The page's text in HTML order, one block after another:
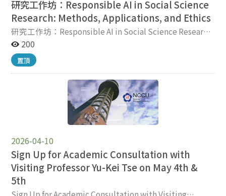
思想如何透過中國胡適與印度 B. R. Ambedkar 的案例，
影響現代中國與印度的改革思潮。演講聚焦 Dewey 的實
用主義如何在亞洲脈絡中成為重新思考民主、科學、教
育、公共溝通、文化改革與社會正義的重要思想資源。當
日晚間，Dr. Stroud 也參與學生的AI與民主讀書會，與學
生就實用主義、民主與 AI 進行非正式討論，引導學生思
考實用主義思想、AI 倫理、社會技術系統、公共溝通與民
主治理之間的關係。 劉慧雯教授表示，本次系列講座讓學
生得以將傳播學與哲學、政治思想及民主實踐相互連結。
透過 Dr. Stroud 的博士班教學、公開講座、跨系交流與小
組討論，學生被引導重新理解方法論的意義，將其視為思
技術性的研究程序。作為傳播學院在 UAAT 計畫支持下推
動國際學術交流的一環，本次訪問拓展了學生的研究視
野，強化研究生學術訓練，並深化傳播學院與德州大學奧
斯汀分校傳播學者之間的學術連結。 Dr. Scott R. Stroud
於「方法論」課程中，與劉慧雯教授討論實用主義、傳播
播學系與新聞媒體學院教授，同時也是穆迪傳播學院「媒
體參與中心」的創始人暨現任主任 。該中心致力於理解並
改善媒體生態系統，以促進民主發展 。Stroud 教授的研
究深入探討媒體在民主社會中的角色，屢獲國內外大獎肯
定，其著作《Niche News: The Politics of News
Choice》曾獲國際傳播學會（ICA）傑出圖書獎 。她的研
究成果廣泛發表於《Science》、《Nature》、
《Journal of Communication》等多本頂尖學術期刊 。
Dr. Natalie (Talia) Jomini Stroud (Ph.D., Annenberg
School for Communication, University of Pennsylvania)
is a Professor in the Department of Communication
Studies and the School of Journalism and Media, as
well as the founding and current Director of the Center
for Media Engagement in the Moody College of
Communication at The University of Texas at Austin.
The Center seeks to understand and improve the media
ecosystem for the benefit of democracy. Her research
on the media’s role in a democracy has received
研究工作坊：Responsible AI in Social Science
Research: Methods, Applications, and Ethics
研究工作坊：Responsible AI in Social Science Research:
Methods, Applications, and Ethics 大家好， 這是傳院林
芝璇副院長特地邀請美國德州大學奧斯汀分校教授為研究
生開辦的《研究工作坊》，機會非常難得，名額有限，請
速報名。 主題：論文與研究計畫發展工作坊（二）：社會
科學研究中負責任的 AI —— 方法、應用與倫理（Thesis &
Research Project Development Workshop II:
Responsible AI in Social Science Research: Methods,
Applications, and Ethics） 日期：5月1日（星期五） 時
講堂 參加對象：政大碩士班與博士班學生 【講者陣容】
Dr. Natalie (Talia) Jomini Stroud：美國德州大學奧斯汀
分校傳播學系與新聞傳媒學院教授，同時為媒體參與中心
（Center for Media Engagement）的創辦人暨現任主任
。 Dr. Hsuan-Ting Chen：香港中文大學新聞與傳播學院
200
置頂
2026-04-10
Sign Up for Academic Consultation with
Visiting Professor Yu-Kei Tse on May 4th &
5th